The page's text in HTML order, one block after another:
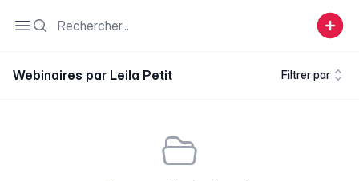
Open sidebar
Search
Webinaires par Leila Petit Filtrer par